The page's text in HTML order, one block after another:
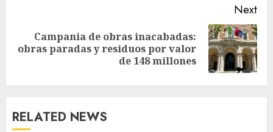
Next
Campania de obras inacabadas:
obras paradas y residuos por valor
de 148 millones
RELATED NEWS